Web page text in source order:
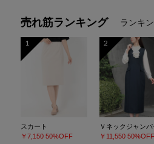
売れ筋ランキング ランキ
1
スカート
￥7,150 50%OFF
2
￥11,550 50%OFF